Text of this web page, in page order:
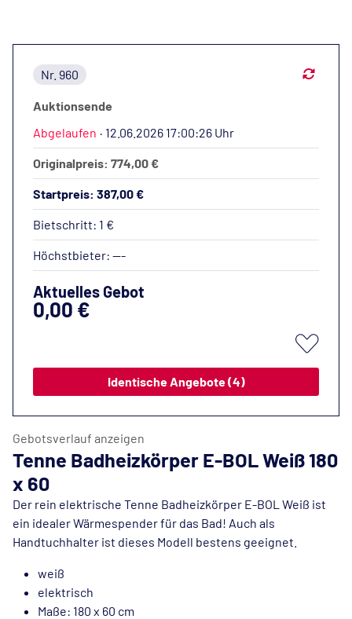
Nr. 960
Auktionsende
Abgelaufen · 12.06.2026 17:00:26 Uhr
Originalpreis: 774,00 €
Startpreis: 387,00 €
Bietschritt: 1 €
Höchstbieter: ---
Aktuelles Gebot
0,00 €
Identische Angebote (4)
Gebotsverlauf anzeigen
Tenne Badheizkörper E-BOL Weiß 180
x 60
Der rein elektrische Tenne Badheizkörper E-BOL Weiß ist
ein idealer Wärmespender für das Bad! Auch als
Handtuchhalter ist dieses Modell bestens geeignet.
weiß
elektrisch
Maße: 180 x 60 cm